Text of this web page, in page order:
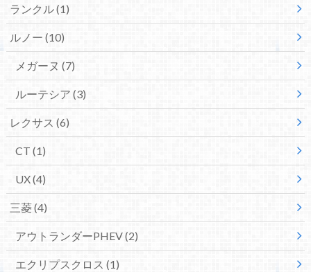
ランクル(1)
ルノー (10)
メガーヌ (7)
ルーテシア (3)
レクサス (6)
CT (1)
UX(4)
三菱(4)
アウトランダーPHEV(2)
エクリプスクロス (1)